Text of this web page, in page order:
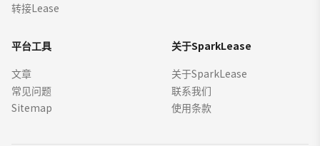
转接Lease
平台工具
文章
常见问题
Sitemap
关于SparkLease
关于SparkLease
联系我们
使用条款